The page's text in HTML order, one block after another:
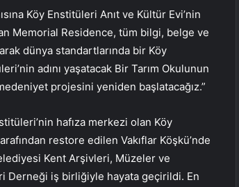
Köy Enstitüleri Anıt ve Kültür Evi’nin
Memorial Residence, tüm bilgi, belge ve
dünya standartlarında bir Köy
adını yaşatacak Bir Tarım Okulunun
projesini yeniden başlatacağız.”
hafıza merkezi olan Köy
restore edilen Vakıflar Köşkü’nde
Kent Arşivleri, Müzeler ve
Derneği iş birliğiyle hayata geçirildi. En